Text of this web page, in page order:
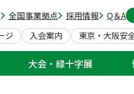
全国事業拠点 採用情報 Q＆A
ジ 入会案内 東京・大阪安
大会・緑十字展